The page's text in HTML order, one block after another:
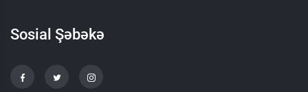
Sosial Şəbəkə